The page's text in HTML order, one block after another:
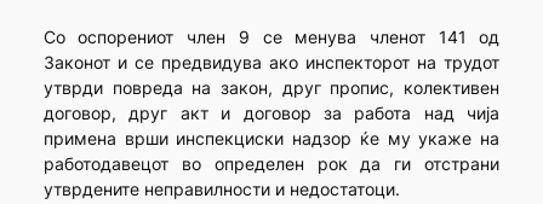
Со оспорениот член 9 се менува членот 141 од
Законот и се предвидува ако инспекторот на трудот
утврди повреда на закон, друг пропис, колективен
договор, друг акт и договор за работа над чија
примена врши инспекциски надзор ќе му укаже на
работодавецот во определен рок да ги отстрани
утврдените неправилности и недостатоци.